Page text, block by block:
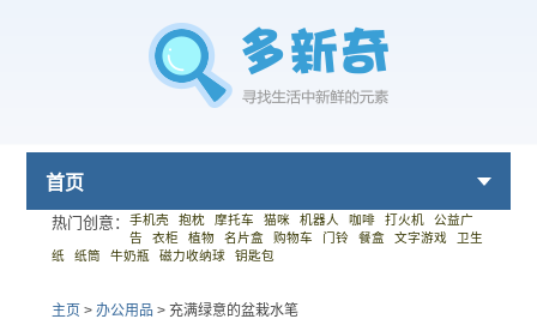
首页
热门创意： 手机壳 抱枕 摩托车 猫咪 机器人 咖啡 打火机
公益广
告
衣柜 植物 名片盒 购物车 门铃 餐盒 文字游戏
卫生
纸
纸筒 牛奶瓶 磁力收纳球 钥匙包
主页 > 办公用品 > 充满绿意的盆栽水笔